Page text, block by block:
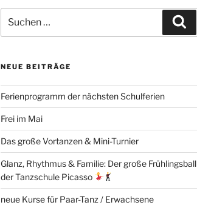
nach:
NEUE BEITRÄGE
Ferienprogramm der nächsten Schulferien
Frei im Mai
Das große Vortanzen & Mini-Turnier
Glanz, Rhythmus & Familie: Der große Frühlingsball
der Tanzschule Picasso
neue Kurse für Paar-Tanz / Erwachsene